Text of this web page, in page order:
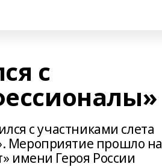
с
с участниками слета
Мероприятие прошло на
имени Героя России